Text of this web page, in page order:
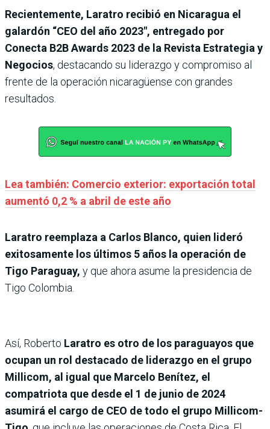
Recientemente, Laratro recibió en Nicaragua el
galardón “CEO del año 2023″, entregado por
Conecta B2B Awards 2023 de la Revista Estrategia y
Negocios, destacando su liderazgo y compromiso al
frente de la operación nicaragüense con grandes
resultados.
Lea también: Comercio exterior: exportación total
aumentó 0,2 % a abril de este año
Laratro reemplaza a Carlos Blanco, quien lideró
exitosamente los últimos 5 años la operación de
Tigo Paraguay, y que ahora asume la presidencia de
Tigo Colombia.
Así, Roberto Laratro es otro de los paraguayos que
ocupan un rol destacado de liderazgo en el grupo
Millicom, al igual que Marcelo Benítez, el
compatriota que desde el 1 de junio de 2024
asumirá el cargo de CEO de todo el grupo Millicom-